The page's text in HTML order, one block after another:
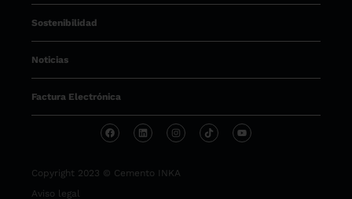
Sostenibilidad
Noticias
Factura Electrónica
Copyright 2023 © Cemento INKA
Aviso legal